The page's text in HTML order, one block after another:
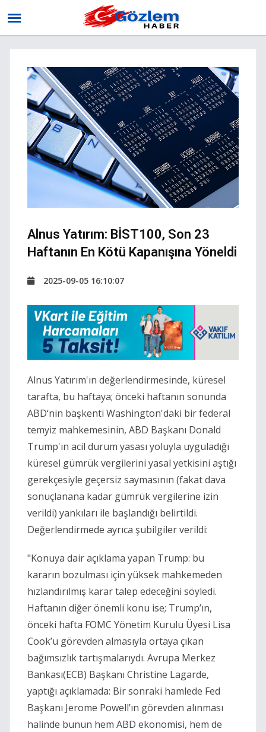
Alnus Yatırım: BİST100, Son 23
Haftanın En Kötü Kapanışına Yöneldi
2025-09-05 16:10:07
Alnus Yatırım'ın değerlendirmesinde, küresel
tarafta, bu haftaya; önceki haftanın sonunda
ABD‘nin başkenti Washington'daki bir federal
temyiz mahkemesinin, ABD Başkanı Donald
Trump'ın acil durum yasası yoluyla uyguladığı
küresel gümrük vergilerini yasal yetkisini aştığı
gerekçesiyle geçersiz saymasının (fakat dava
sonuçlanana kadar gümrük vergilerine izin
verildi) yankıları ile başlandığı belirtildi.
Değerlendirmede ayrıca şubilgiler verildi:
"Konuya dair açıklama yapan Trump: bu
kararın bozulması için yüksek mahkemeden
hızlandırılmış karar talep edeceğini söyledi.
Haftanın diğer önemli konu ise; Trump’ın,
önceki hafta FOMC Yönetim Kurulu Üyesi Lisa
Cook’u görevden almasıyla ortaya çıkan
bağımsızlık tartışmalarıydı. Avrupa Merkez
Bankası(ECB) Başkanı Christine Lagarde,
yaptığı açıklamada: Bir sonraki hamlede Fed
Başkanı Jerome Powell’ın görevden alınması
halinde bunun hem ABD ekonomisi, hem de